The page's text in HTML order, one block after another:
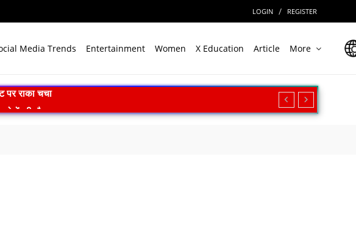
LOGIN / REGISTER
Media Trends Entertainment Women X Education Article More
की मौत
नया कानून
बताया मजबूत आधार